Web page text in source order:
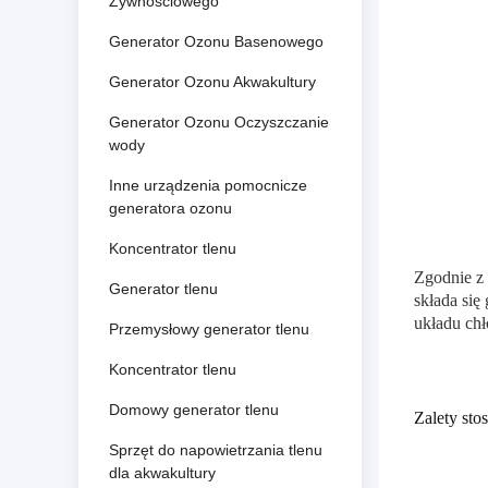
Generator Ozonu Basenowego
Generator Ozonu Akwakultury
Generator Ozonu Oczyszczanie
wody
Inne urządzenia pomocnicze
generatora ozonu
Koncentrator tlenu
Generator tlenu
Przemysłowy generator tlenu
Koncentrator tlenu
Domowy generator tlenu
Sprzęt do napowietrzania tlenu
dla akwakultury
Zgodnie z
składa
układu
Zalety